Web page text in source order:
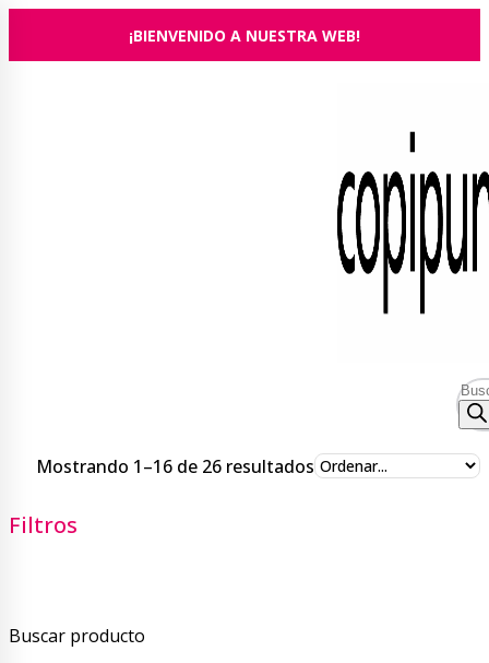
¡BIENVENIDO A NUESTRA WEB!
de
Filtros
Buscar producto
Mostrando 1–16 de 26 resultadosOrdenado